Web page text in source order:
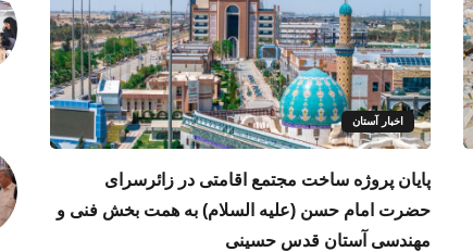
اخبار آستان
پایان پروژه ساخت مجتمع اقامتی در زائرسرای
حضرت امام حسن (علیه السلام) به همت بخش فنی و
مهندسی آستان قدس حسینی